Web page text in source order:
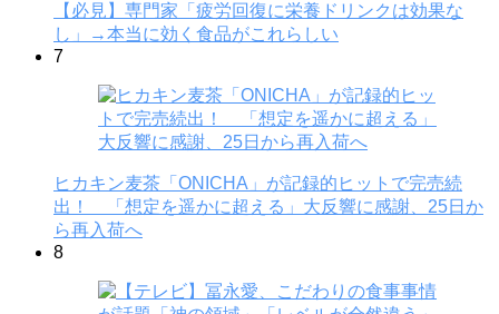
【必見】専門家「疲労回復に栄養ドリンクは効果な
し」→本当に効く食品がこれらしい
7
ヒカキン麦茶「ONICHA」が記録的ヒットで完売続
出！ 「想定を遥かに超える」大反響に感謝、25日か
ら再入荷へ
8